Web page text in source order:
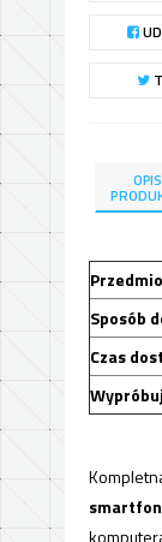
OPIS
Sposób
Czas